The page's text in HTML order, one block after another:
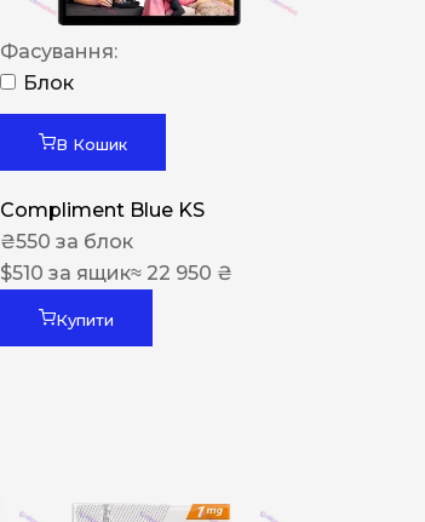
Фасування:
Блок
В Кошик
Compliment Blue KS
₴550 за блок
$510 за ящик≈ 22 950 ₴
Купити